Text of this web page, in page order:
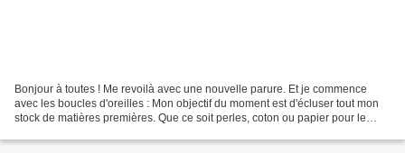
Bonjour à toutes ! Me revoilà avec une nouvelle parure. Et je commence
avec les boucles d'oreilles : Mon objectif du moment est d'écluser tout mon
stock de matières premières. Que ce soit perles, coton ou papier pour le